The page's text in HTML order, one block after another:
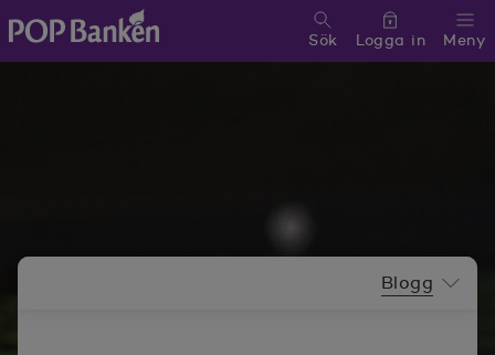
POP banken, till hemsidan
Meny
Sök Logga in
Blogg